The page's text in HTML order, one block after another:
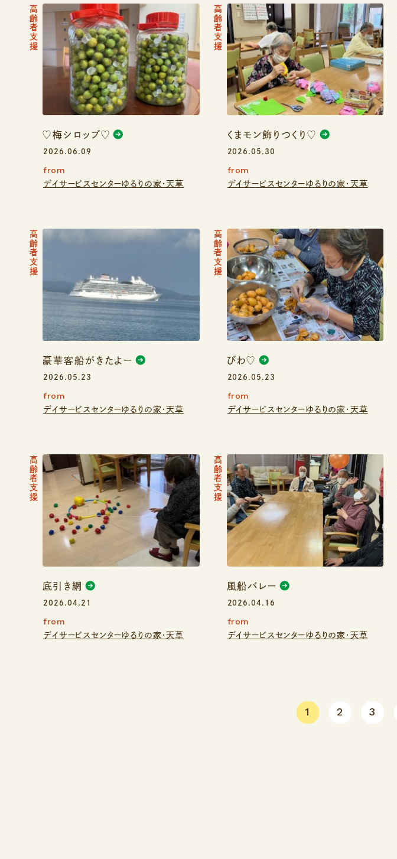
♡梅シロップ♡
2026.06.09
from
デイサービスセンターゆるりの家・天草
高齢者支援
くまモン飾りつくり♡
2026.05.30
from
デイサービスセンターゆるりの家・天草
高齢者支援
豪華客船がきたよー
2026.05.23
from
デイサービスセンターゆるりの家・天草
高齢者支援
びわ♡
2026.05.23
from
デイサービスセンターゆるりの家・天草
高齢者支援
底引き網
2026.04.21
from
デイサービスセンターゆるりの家・天草
高齢者支援
風船バレー
2026.04.16
from
デイサービスセンターゆるりの家・天草
高齢者支援
1 2 3